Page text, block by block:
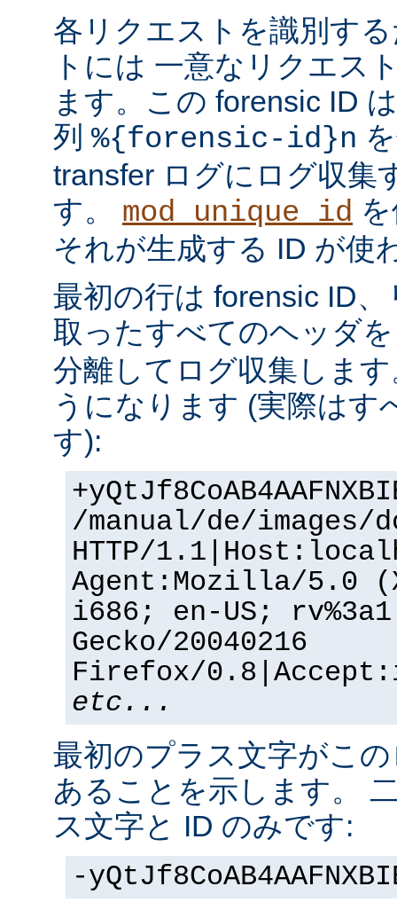
各リクエストを識別す
トには 一意なリクエス
ます。この forensic ID
列 %{forensic-id}n
transfer ログにログ収集
す。 mod_unique_id
それが生成する ID が使
最初の行は forensic ID
取ったすべてのヘッダ
分離してログ収集しま
うになります (実際はす
す):
/manual/de/images/
HTTP/
Agent:Mozilla/5.0
i686; en-US;
Gecko/20040216
Firefox/
etc...
最初のプラス文字がこ
あることを示します。
ス文字と ID のみです:
-